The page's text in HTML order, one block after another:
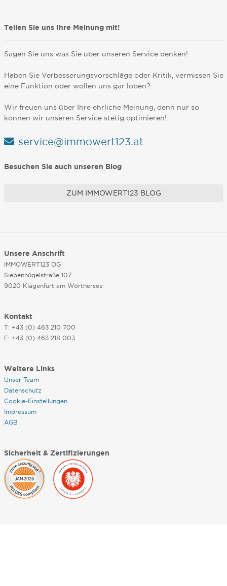
Teilen Sie uns Ihre Meinung mit!
Sagen Sie uns was Sie über unseren Service denken!
Haben Sie Verbesserungsvorschläge oder Kritik, vermissen Sie
eine Funktion oder wollen uns gar loben?
Wir freuen uns über Ihre ehrliche Meinung, denn nur so
können wir unseren Service stetig optimieren!
service@immowert123.at
Besuchen Sie auch unseren Blog
ZUM IMMOWERT123 BLOG
Unsere Anschrift
IMMOWERT123 OG
Siebenhügelstraße 107
9020 Klagenfurt am Wörthersee
Kontakt
T: +43 (0) 463 210 700
F: +43 (0) 463 218 003
Weitere Links
Unser Team
Datenschutz
Cookie-Einstellungen
Impressum
AGB
Sicherheit & Zertifizierungen